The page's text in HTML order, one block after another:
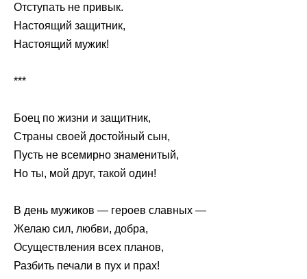
Отступать не привык.
Настоящий защитник,
Настоящий мужик!
***
Боец по жизни и защитник,
Страны своей достойный сын,
Пусть не всемирно знаменитый,
Но ты, мой друг, такой один!
В день мужиков — героев славных —
Желаю сил, любви, добра,
Осуществления всех планов,
Разбить печали в пух и прах!